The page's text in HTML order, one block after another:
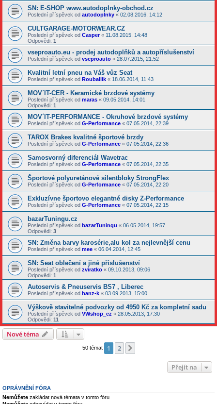
SN: E-SHOP www.autodoplnky-obchod.cz
Poslední příspěvek od autodoplnky « 02.08.2016, 14:12
CULTGARAGE-MOTORWEAR.CZ
Poslední příspěvek od Casper« 11.08.2015, 14:48
Odpovědi: 1
vseproauto.eu - prodej autodoplňků a autopříslušenství
Poslední příspěvek od vseproauto « 28.07.2015, 21:52
Kvalitní letní pneu na Váš vůz Seat
Poslední příspěvek od Rouballik « 18.06.2014, 11:43
MOV´IT-CER - Keramické brzdové systémy
Poslední příspěvek od maras « 09.05.2014, 14:01
Odpovědi: 1
MOV´IT-PERFORMANCE - Okruhové brzdové systémy
Poslední příspěvek od G-Performance « 07.05.2014, 22:39
TAROX Brakes kvalitné športové brzdy
Poslední příspěvek od G-Performance « 07.05.2014, 22:36
Samosvorný diferenciál Wavetrac
Poslední příspěvek od G-Performance « 07.05.2014, 22:35
Športové polyuretánové silentbloky StrongFlex
Poslední příspěvek od G-Performance « 07.05.2014, 22:20
Exkluzívne športovo elegantné disky Z-Performance
Poslední příspěvek od G-Performance « 07.05.2014, 22:15
bazarTuningu.cz
Poslední příspěvek od bazarTuningu « 06.05.2014, 19:57
Odpovědi: 3
SN: Změna barvy karosérie,alu kol za nejlevnější cenu
Poslední příspěvek od mee « 06.04.2014, 12:45
SN: Seat oblečení a jiné příslušenství
Poslední příspěvek od zviratko « 09.10.2013, 09:06
Odpovědi: 1
Autoservis & Pneuservis BS7 , Liberec
Poslední příspěvek od hanz-k « 03.09.2013, 15:00
Výškově stavitelné podvozky od 4950 Kč za kompletní sadu
Poslední příspěvek od VWshop_cz « 28.05.2013, 17:30
Odpovědi: 11
Nové téma
50 témat 1 2
Přejít na
OPRÁVNĚNÍ FÓRA
Nemůžete zakládat nová témata v tomto fóru